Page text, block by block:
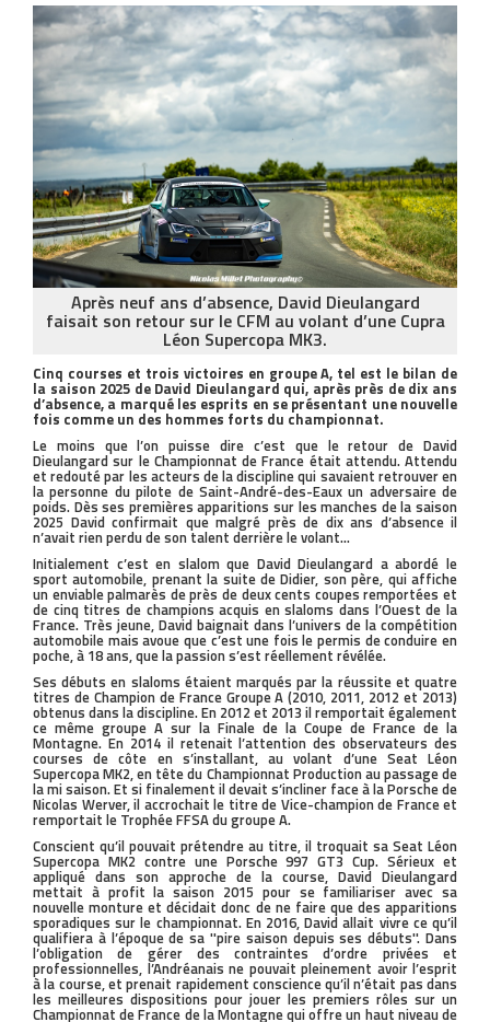
Après neuf ans d’absence, David Dieulangard
faisait son retour sur le CFM au volant d’une Cupra
Léon Supercopa MK3.
Cinq courses et trois victoires en groupe A, tel est le bilan de
la saison 2025 de David Dieulangard qui, après près de dix ans
d’absence, a marqué les esprits en se présentant une nouvelle
fois comme un des hommes forts du championnat.
Le moins que l’on puisse dire c’est que le retour de David
Dieulangard sur le Championnat de France était attendu. Attendu
et redouté par les acteurs de la discipline qui savaient retrouver en
la personne du pilote de Saint-André-des-Eaux un adversaire de
poids. Dès ses premières apparitions sur les manches de la saison
2025 David confirmait que malgré près de dix ans d’absence il
n’avait rien perdu de son talent derrière le volant…
Initialement c’est en slalom que David Dieulangard a abordé le
sport automobile, prenant la suite de Didier, son père, qui affiche
un enviable palmarès de près de deux cents coupes remportées et
de cinq titres de champions acquis en slaloms dans l’Ouest de la
France. Très jeune, David baignait dans l’univers de la compétition
automobile mais avoue que c’est une fois le permis de conduire en
poche, à 18 ans, que la passion s’est réellement révélée.
Ses débuts en slaloms étaient marqués par la réussite et quatre
titres de Champion de France Groupe A (2010, 2011, 2012 et 2013)
obtenus dans la discipline. En 2012 et 2013 il remportait également
ce même groupe A sur la Finale de la Coupe de France de la
Montagne. En 2014 il retenait l’attention des observateurs des
courses de côte en s’installant, au volant d’une Seat Léon
Supercopa MK2, en tête du Championnat Production au passage de
la mi saison. Et si finalement il devait s’incliner face à la Porsche de
Nicolas Werver, il accrochait le titre de Vice-champion de France et
remportait le Trophée FFSA du groupe A.
Conscient qu’il pouvait prétendre au titre, il troquait sa Seat Léon
Supercopa MK2 contre une Porsche 997 GT3 Cup. Sérieux et
appliqué dans son approche de la course, David Dieulangard
mettait à profit la saison 2015 pour se familiariser avec sa
nouvelle monture et décidait donc de ne faire que des apparitions
sporadiques sur le championnat. En 2016, David allait vivre ce qu’il
qualifiera à l’époque de sa ''pire saison depuis ses débuts''. Dans
l’obligation de gérer des contraintes d’ordre privées et
professionnelles, l’Andréanais ne pouvait pleinement avoir l’esprit
à la course, et prenait rapidement conscience qu’il n’était pas dans
les meilleures dispositions pour jouer les premiers rôles sur un
Championnat de France de la Montagne qui offre un haut niveau de